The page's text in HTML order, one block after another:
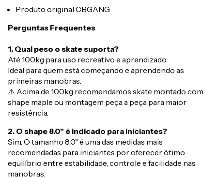
Produto original CBGANG
Perguntas Frequentes
1. Qual peso o skate suporta?
Até 100kg para uso recreativo e aprendizado.
Ideal para quem está começando e aprendendo as
primeiras manobras.
⚠️ Acima de 100kg recomendamos skate montado com
shape maple ou montagem peça a peça para maior
resistência.
2. O shape 8.0" é indicado para iniciantes?
Sim. O tamanho 8.0" é uma das medidas mais
recomendadas para iniciantes por oferecer ótimo
equilíbrio entre estabilidade, controle e facilidade nas
manobras.